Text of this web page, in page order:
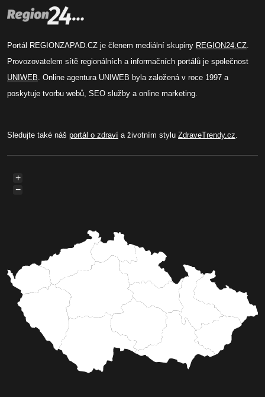
Portál REGIONZAPAD.CZ je členem mediální skupiny REGION24.CZ.
Provozovatelem sítě regionálních a informačních portálů je společnost
UNIWEB. Online agentura UNIWEB byla založená v roce 1997 a
poskytuje tvorbu webů, SEO služby a online marketing.
Sledujte také náš portál o zdraví a životním stylu ZdraveTrendy.cz.
+
−